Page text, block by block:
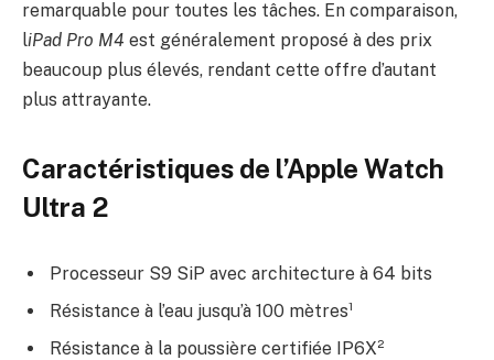
remarquable pour toutes les tâches. En comparaison,
liPad Pro M4 est généralement proposé à des prix
beaucoup plus élevés, rendant cette offre d’autant
plus attrayante.
Caractéristiques de l’Apple Watch
Ultra 2
Processeur S9 SiP avec architecture à 64 bits
Résistance à l’eau jusqu’à 100 mètres¹
Résistance à la poussière certifiée IP6X²